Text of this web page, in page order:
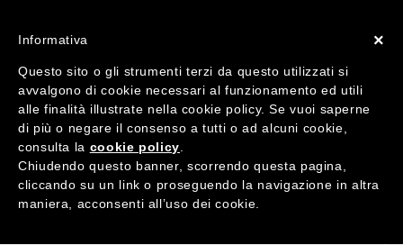
MENU
Ricerca
per:
×
Informativa
Questo sito o gli strumenti terzi da questo utilizzati si
avvalgono di cookie necessari al funzionamento ed utili
alle finalità illustrate nella cookie policy. Se vuoi saperne
di più o negare il consenso a tutti o ad alcuni cookie,
consulta la cookie policy
Chiudendo questo banner, scorrendo questa pagina,
cliccando su un link o proseguendo la navigazione in altra
maniera, acconsenti all’uso dei cookie.